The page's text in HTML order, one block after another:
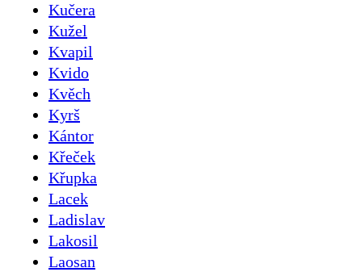
Kučera
Kužel
Kvapil
Kvido
Kvěch
Kyrš
Kántor
Křeček
Křupka
Lacek
Ladislav
Lakosil
Laosan